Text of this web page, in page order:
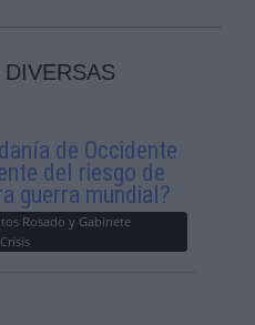
de Occidente
del riesgo de
guerra mundial?
Rosado y Gabinete